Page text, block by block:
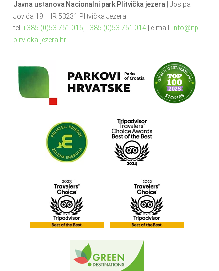
Javna ustanova Nacionalni park Plitvička jezera | Josipa
Jovića 19 | HR 53231 Plitvička Jezera
tel: +385 (0)53 751 015 +385 (0)53 751 014| e-mail: info@np-
plitvicka-jezera.hr